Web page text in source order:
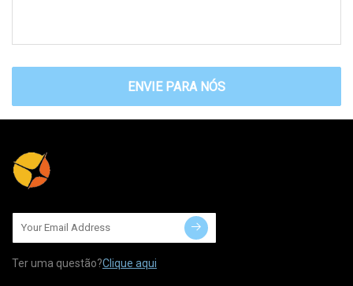
ENVIE PARA NÓS
Ter uma questão?Clique aqui